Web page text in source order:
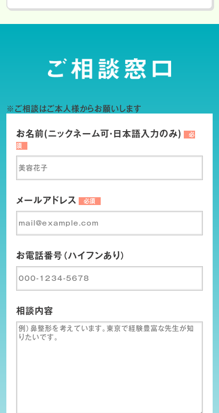
※ご相談はご本人様からお願いします
お名前(ニックネーム可・日本語入力のみ)
必
須
メールアドレス 必須
お電話番号（ハイフンあり）
相談内容